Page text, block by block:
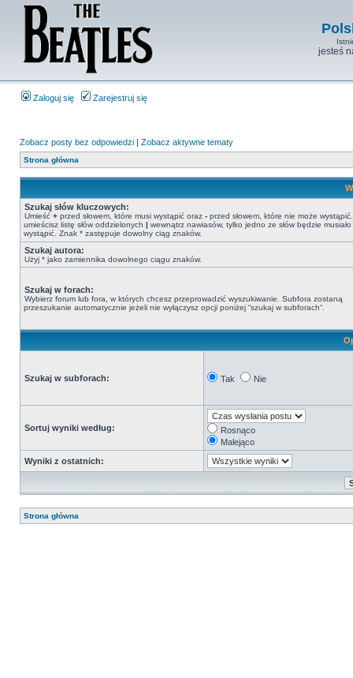
jesteś
Zaloguj się Zarejestruj się
Zobacz posty bez odpowiedzi | Zobacz aktywne tematy
Strona główna
Szukaj słów kluczowych:
Umieść + przed słowem, które musi wystąpić oraz - przed słowem, które nie może
umieścisz listę słów oddzielonych | wewnątrz nawiasów, tylko jedno ze słów będzie musiało
wystąpić. Znak * zastępuje dowolny ciąg znaków.
Szukaj autora:
Użyj * jako zamiennika dowolnego ciągu znaków.
Szukaj w forach:
Wybierz forum lub fora, w których chcesz przeprowadzić wyszukiwanie. Subfora zostaną
przeszukanie automatycznie jeżeli nie wyłączysz opcji poniżej “szukaj w subforach“.
Szukaj w subforach: Tak Nie
Sortuj wyniki według:
Rosnąco
Malejąco
Wyniki z ostatnich:
Strona główna